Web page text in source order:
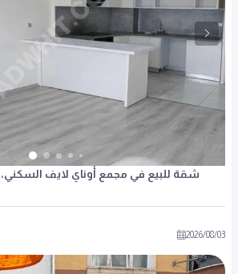
شقة للبيع في مجمع أوناي لايف
2026/08/03